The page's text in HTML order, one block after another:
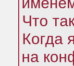
Что
Когда
на